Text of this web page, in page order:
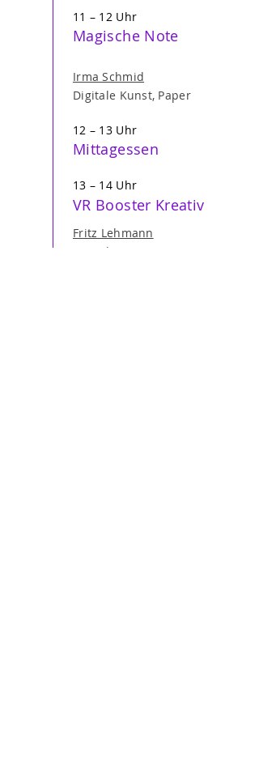
11 – 12 Uhr
Magische Note
Irma Schmid
Digitale Kunst, Paper
12 – 13 Uhr
Mittagessen
13 – 14 Uhr
VR Booster Kreativ
Fritz Lehmann
Digitale Kunst, Paper